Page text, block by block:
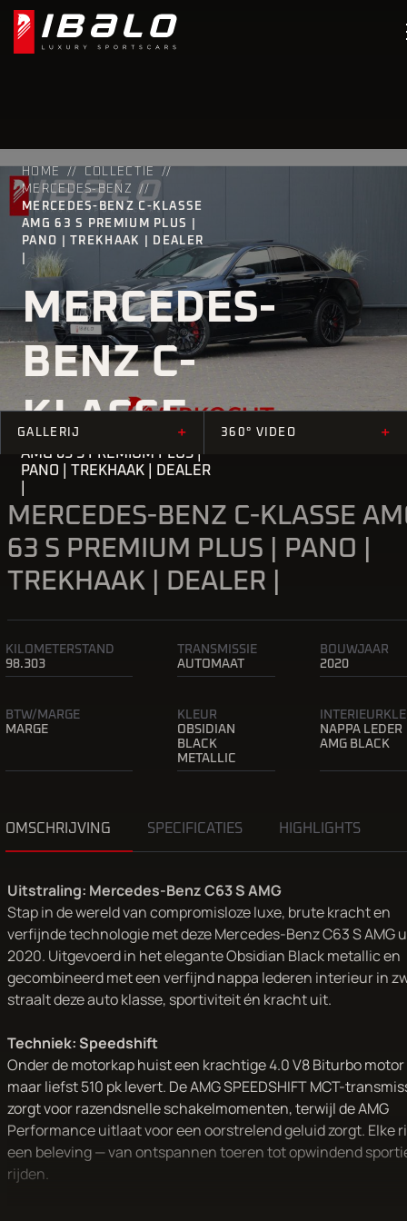
HOME
COLLECTIE
MERCEDES-BENZ
MERCEDES-BENZ C-KLASSE
AMG 63 S PREMIUM PLUS |
PANO | TREKHAAK | DEALER
MERCEDES-
BENZ C-
KLASSE
AMG 63 S PREMIUM PLUS |
PANO | TREKHAAK | DEALER
GALLERIJ + 360° VIDEO +
MERCEDES-BENZ C-KLASSE
63 S PREMIUM PLUS | PANO |
TREKHAAK | DEALER |
KILOMETERSTAND
98.303
TRANSMISSIE
AUTOMAAT
BOUWJAAR
2020
BTW/MARGE
MARGE
KLEUR
OBSIDIAN
BLACK
METALLIC
NAPPA LEDER
AMG BLACK
OMSCHRIJVING SPECIFICATIES HIGHLIGHTS
Uitstraling: Mercedes-Benz C63 S AMG
Stap in de wereld van compromisloze luxe, brute kracht en
verfijnde technologie met deze Mercedes-Benz C63 S AMG
2020. Uitgevoerd in het elegante Obsidian Black metallic en
gecombineerd met een verfijnd nappa lederen interieur in
straalt deze auto klasse, sportiviteit én kracht uit.
Techniek: Speedshift
Onder de motorkap huist een krachtige 4.0 V8 Biturbo motor
maar liefst 510 pk levert. De AMG SPEEDSHIFT MCT-
zorgt voor razendsnelle schakelmomenten, terwijl de AMG
Performance uitlaat voor een oorstrelend geluid zorgt. Elke
een beleving — van ontspannen toeren tot opwindend
rijden.